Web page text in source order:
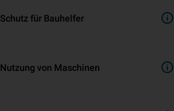
Schutz für Bauhelfer
Nutzung von Maschinen